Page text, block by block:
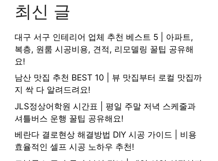
최신 글
대구 서구 인테리어 업체 추천 베스트 5 | 아파트,
복층, 원룸 시공비용, 견적, 리모델링 꿀팁 공유해
요!
남산 맛집 추천 BEST 10 | 뷰 맛집부터 로컬 맛집까
지 싹 다 알려드려요!
JLS정상어학원 시간표 | 평일 주말 저녁 스케줄과
셔틀버스 운행 꿀팁 공유해요!
베란다 결로현상 해결방법 DIY 시공 가이드 | 비용
효율적인 셀프 시공 노하우 추천!